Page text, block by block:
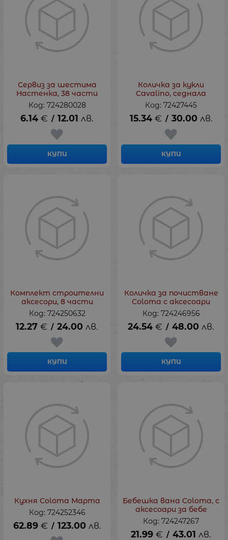
Сервиз за шестима
Настенка, 38 части
Код: 724280028
6.14 € / 12.01 лв.
КУПИ
Количка за кукли
Cavalino, седнала
Код: 72427445
15.34 € / 30.00 лв.
КУПИ
Комплект строителни
аксесори, 8 части
Код: 724250632
12.27 € / 24.00 лв.
КУПИ
Количка за почистване
Coloma с аксесоари
Код: 724246956
24.54 € / 48.00 лв.
КУПИ
Кухня Coloma Марта
Код: 724252346
62.89 € / 123.00 лв.
Бебешка вана Coloma, с
аксесоари за бебе
Код: 724247267
21.99 € / 43.01 лв.